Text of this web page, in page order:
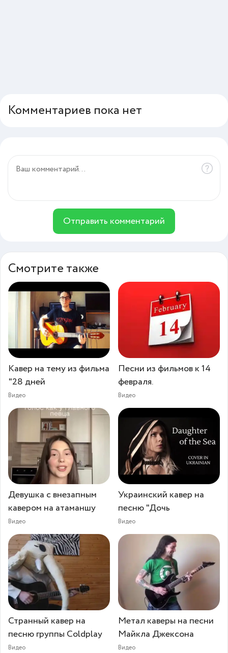
Комментариев пока нет
Отправить комментарий
Смотрите также
Кавер на тему из фильма
"28 дней
Видео
Песни из фильмов к 14
февраля.
Видео
Девушка с внезапным
кавером на атаманшу
Видео
Украинский кавер на
песню "Дочь
Видео
Странный кавер на
песню группы Coldplay
Видео
Метал каверы на песни
Майкла Джексона
Видео